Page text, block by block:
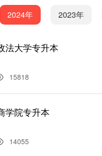
2024年 2023年
法大学专升本
15818
学院专升本
14055